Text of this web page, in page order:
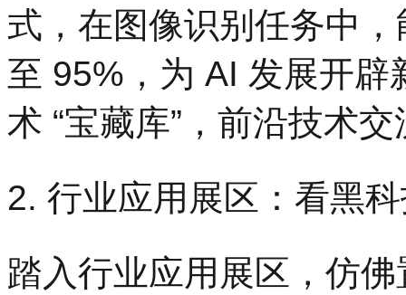
式，在图像识别任务中
至 95%，为 AI 发展开辟
术 “宝藏库”，前沿技术
2. 行业应用展区：看黑
踏入行业应用展区，仿